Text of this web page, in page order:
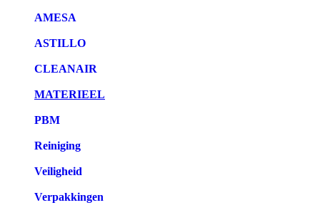
AMESA
ASTILLO
CLEANAIR
MATERIEEL
PBM
Reiniging
Veiligheid
Verpakkingen